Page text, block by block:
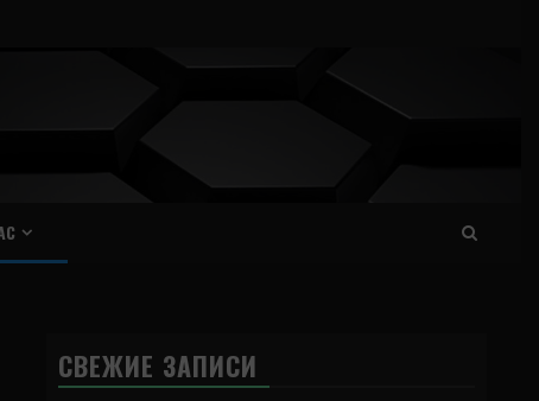
СВЕЖИЕ ЗАПИСИ